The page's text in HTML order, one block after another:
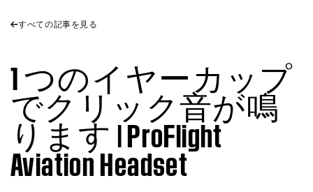
すべての記事を見る
1 つのイヤーカップ
でクリック音が鳴
ります | ProFlight
Aviation Headset